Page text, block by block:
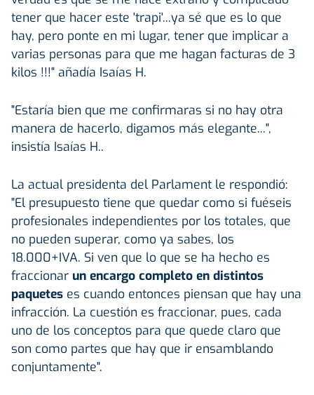
tener que hacer este 'trapi'...ya sé que es lo que
hay, pero ponte en mi lugar, tener que implicar a
varias personas para que me hagan facturas de 3
kilos !!!" añadía Isaías H.
"Estaría bien que me confirmaras si no hay otra
manera de hacerlo, digamos más elegante...",
insistía Isaías H..
La actual presidenta del Parlament le respondió:
"El presupuesto tiene que quedar como si fuéseis
profesionales independientes por los totales, que
no pueden superar, como ya sabes, los
18.000+IVA. Si ven que lo que se ha hecho es
fraccionar un encargo completo en distintos
paquetes es cuando entonces piensan que hay una
infracción. La cuestión es fraccionar, pues, cada
uno de los conceptos para que quede claro que
son como partes que hay que ir ensamblando
conjuntamente".